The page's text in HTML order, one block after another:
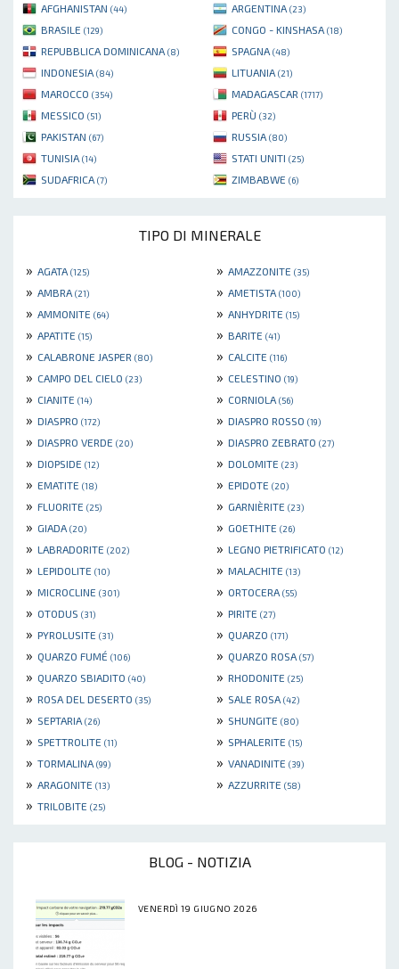
AFGHANISTAN (44) ARGENTINA (23)
BRASILE (129) CONGO - KINSHASA (18)
REPUBBLICA DOMINICANA (8) SPAGNA (48)
INDONESIA (84) LITUANIA (21)
MAROCCO (354) MADAGASCAR (1717)
MESSICO (51) PERÙ (32)
PAKISTAN (67) RUSSIA (80)
TUNISIA (14) STATI UNITI (25)
SUDAFRICA (7) ZIMBABWE (6)
TIPO DI MINERALE
» AGATA (125) » AMAZZONITE (35)
» AMBRA (21) » AMETISTA (100)
» AMMONITE (64) » ANHYDRITE (15)
» APATITE (15) » BARITE (41)
» CALABRONE JASPER (80) » CALCITE (116)
» CAMPO DEL CIELO (23) » CELESTINO (19)
» CIANITE (14) » CORNIOLA (56)
» DIASPRO (172) » DIASPRO ROSSO (19)
» DIASPRO VERDE (20) » DIASPRO ZEBRATO (27)
» DIOPSIDE (12) » DOLOMITE (23)
» EMATITE (18) » EPIDOTE (20)
» FLUORITE (25) » GARNIÈRITE (23)
» GIADA (20) » GOETHITE (26)
» LABRADORITE (202) » LEGNO PIETRIFICATO (12)
» LEPIDOLITE (10) » MALACHITE (13)
» MICROCLINE (301) » ORTOCERA (55)
» OTODUS (31) » PIRITE (27)
» PYROLUSITE (31) » QUARZO (171)
» QUARZO FUMÉ (106) » QUARZO ROSA (57)
» QUARZO SBIADITO (40) » RHODONITE (25)
» ROSA DEL DESERTO (35) » SALE ROSA (42)
» SEPTARIA (26) » SHUNGITE (80)
» SPETTROLITE (11) » SPHALERITE (15)
» TORMALINA (99) » VANADINITE (39)
» ARAGONITE (13) » AZZURRITE (58)
» TRILOBITE (25)
BLOG - NOTIZIA
VENERDÌ 19 GIUGNO 2026